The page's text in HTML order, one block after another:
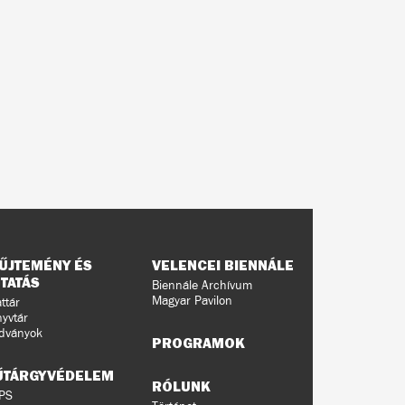
ÉS
VELENCEI BIENNÁLE
Biennále Archívum
Magyar Pavilon
PROGRAMOK
RÓLUNK